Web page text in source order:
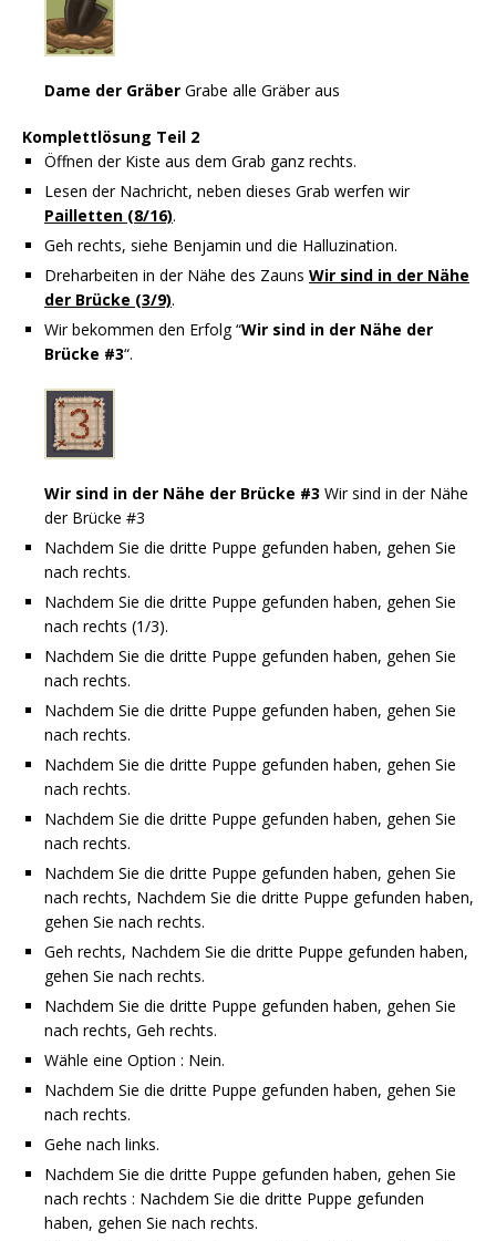
Dame der Gräber Grabe alle Gräber aus
Komplettlösung Teil 2
Öffnen der Kiste aus dem Grab ganz rechts.
Lesen der Nachricht, neben dieses Grab werfen wir
Pailletten (8/16).
Geh rechts, siehe Benjamin und die Halluzination.
Dreharbeiten in der Nähe des Zauns Wir sind in der Nähe
der Brücke (3/9).
Wir bekommen den Erfolg “Wir sind in der Nähe der
Brücke #3“.
Wir sind in der Nähe der Brücke #3 Wir sind in der Nähe
der Brücke #3
Nachdem Sie die dritte Puppe gefunden haben, gehen Sie
nach rechts.
Nachdem Sie die dritte Puppe gefunden haben, gehen Sie
nach rechts (1/3).
Nachdem Sie die dritte Puppe gefunden haben, gehen Sie
nach rechts.
Nachdem Sie die dritte Puppe gefunden haben, gehen Sie
nach rechts.
Nachdem Sie die dritte Puppe gefunden haben, gehen Sie
nach rechts.
Nachdem Sie die dritte Puppe gefunden haben, gehen Sie
nach rechts.
Nachdem Sie die dritte Puppe gefunden haben, gehen Sie
nach rechts, Nachdem Sie die dritte Puppe gefunden haben,
gehen Sie nach rechts.
Geh rechts, Nachdem Sie die dritte Puppe gefunden haben,
gehen Sie nach rechts.
Nachdem Sie die dritte Puppe gefunden haben, gehen Sie
nach rechts, Geh rechts.
Wähle eine Option : Nein.
Nachdem Sie die dritte Puppe gefunden haben, gehen Sie
nach rechts.
Gehe nach links.
Nachdem Sie die dritte Puppe gefunden haben, gehen Sie
nach rechts : Nachdem Sie die dritte Puppe gefunden
haben, gehen Sie nach rechts.